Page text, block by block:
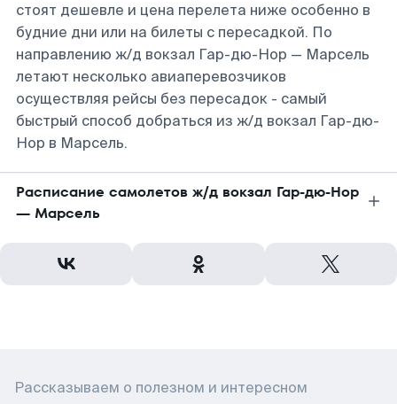
стоят дешевле и цена перелета ниже особенно в
будние дни или на билеты с пересадкой. По
направлению ж/д вокзал Гар-дю-Нор — Марсель
летают несколько авиаперевозчиков
осуществляя рейсы без пересадок - самый
быстрый способ добраться из ж/д вокзал Гар-дю-
Нор в Марсель.
Расписание самолетов ж/д вокзал Гар-дю-Нор
— Марсель
Рассказываем о полезном и интересном